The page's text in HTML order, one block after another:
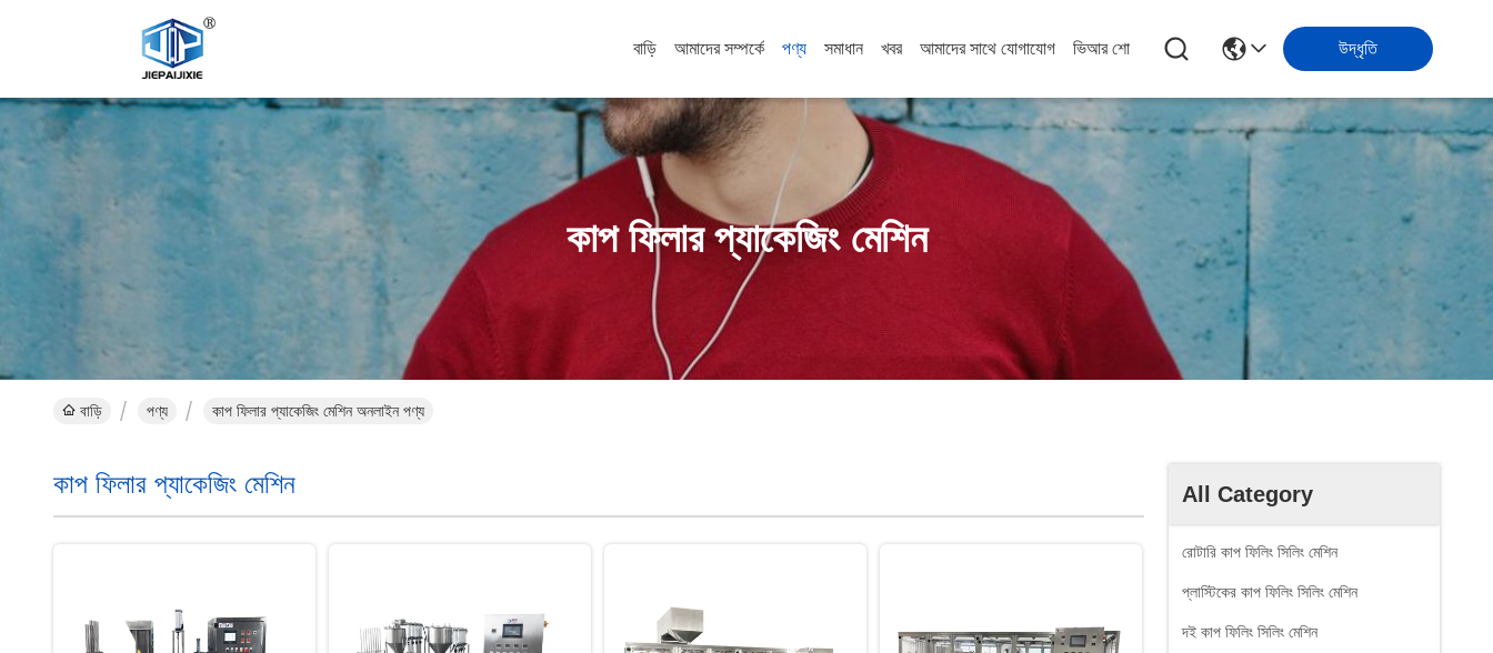
বাড়ি আমাদের সম্পর্কে পণ্য সমাধান খবর আমাদের সাথে যোগাযোগ ভিআর শো উদ্ধৃতি
কাপ ফিলার প্যাকেজিং মেশিন
বাড়ি পণ্য কাপ ফিলার প্যাকেজিং মেশিন অনলাইন পণ্য
All Category
রোটারি কাপ ফিলিং সিলিং মেশিন
প্লাস্টিকের কাপ ফিলিং সিলিং মেশিন
দই কাপ ফিলিং সিলিং মেশিন
কাপ ফিলার প্যাকেজিং মেশিন